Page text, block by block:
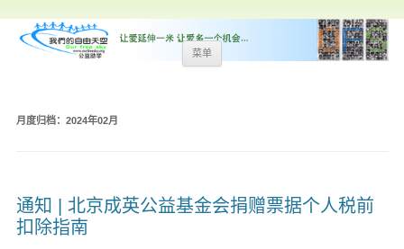
菜单
跳
至
月度归档： 2024年02月
通知 | 北京成英公益基金会捐赠票据个人税前
扣除指南